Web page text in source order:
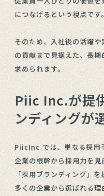
につなげるという視点です
そのため、入社後の活躍
の貢献まで見据えた、長
求められます。
Piic Inc.が提
ンディングが
PiicInc.では、単なる採用
企業の根幹から採用力を
「採用ブランディング」
多くの企業から選ばれる